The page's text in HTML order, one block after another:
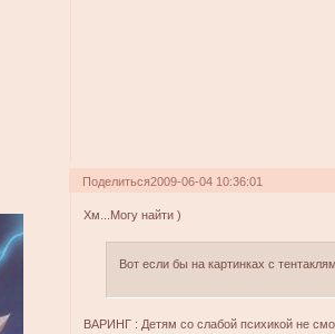
Поделиться2009-06-04 10:36:01
Хм...Могу найти )
Вот если бы на картинках с
ВАРИНГ : Детям со слабой психикой не